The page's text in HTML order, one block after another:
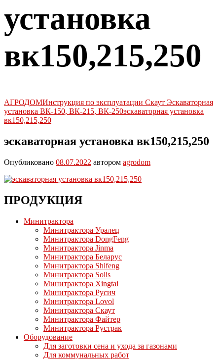
установка
вк150,215,250
АГРОДОМИнструкция по эксплуатации Скаут Эскаваторная
установка ВК-150, ВК-215, ВК-250эскаваторная установка
вк150,215,250
эскаваторная установка вк150,215,250
Опубликовано 08.07.2022 автором agrodom
ПРОДУКЦИЯ
Минитрактора
Минитрактора Уралец
Минитрактора DongFeng
Минитрактора Jinma
Минитрактора Беларус
Минитрактора Shifeng
Минитрактора Solis
Минитрактора Xingtai
Минитрактора Русич
Минитрактора Lovol
Минитрактора Скаут
Минитрактора Файтер
Минитрактора Рустрак
Оборудование
Для заготовки сена и ухода за газонами
Для коммунальных работ